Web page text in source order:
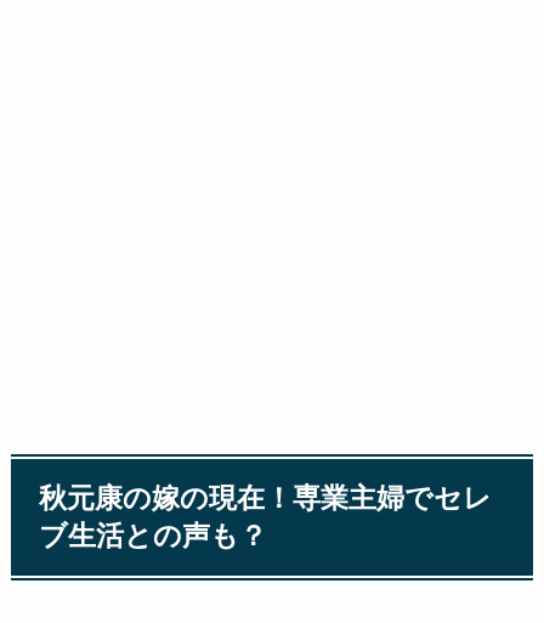
秋元康の嫁の現在！専業主婦でセレ
ブ生活との声も？